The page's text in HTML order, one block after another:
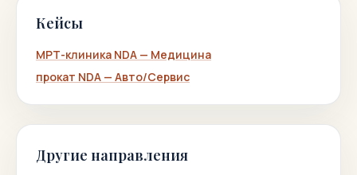
Кейсы
МРТ-клиника NDA — Медицина
прокат NDA — Авто/Сервис
Другие направления